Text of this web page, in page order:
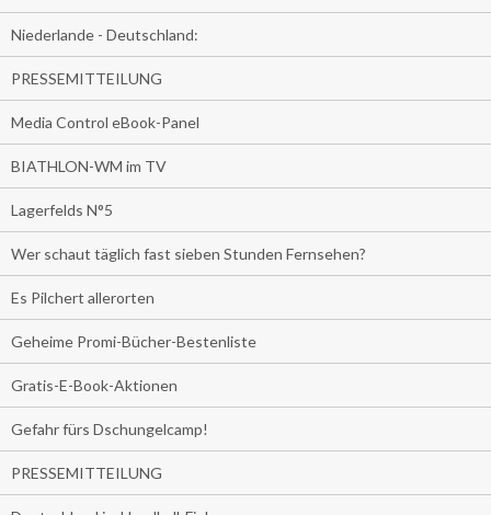
Niederlande - Deutschland:
PRESSEMITTEILUNG
Media Control eBook-Panel
BIATHLON-WM im TV
Lagerfelds N°5
Wer schaut täglich fast sieben Stunden Fernsehen?
Es Pilchert allerorten
Geheime Promi-Bücher-Bestenliste
Gratis-E-Book-Aktionen
Gefahr fürs Dschungelcamp!
PRESSEMITTEILUNG